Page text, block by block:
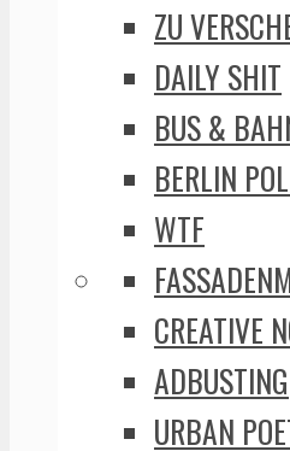
ZU
DAILY SHIT
BUS &
BERLIN
WTF
CREATIVE
ADBUSTING
URBAN